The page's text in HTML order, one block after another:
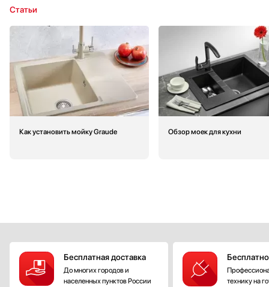
Статьи
Как установить мойку Graude Обзор моек для кухни
Бесплатная доставка
До многих городов и
населенных пунктов России
технику на